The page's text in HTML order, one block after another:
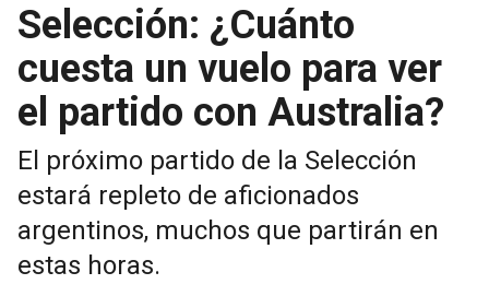
Selección: ¿Cuánto
cuesta un vuelo para ver
el partido con Australia?
El próximo partido de la Selección
estará repleto de aficionados
argentinos, muchos que partirán en
estas horas.